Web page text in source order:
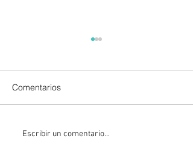
Kazajistán libera una
Comentarios
Escribir un comentario...